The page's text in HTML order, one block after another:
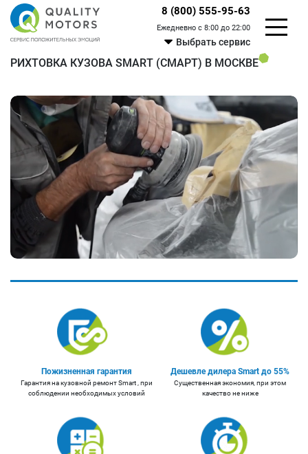
8 (800) 555-95-63
Ежедневно с 8:00 до 22:00
Выбрать сервис
РИХТОВКА КУЗОВА SMART (СМАРТ) В МОСКВЕ
Пожизненная гарантия
Гарантия на кузовной ремонт Smart , при
соблюдении необходимых условий
Дешевле дилера Smart до 55%
Существенная экономия, при этом
качество не ниже